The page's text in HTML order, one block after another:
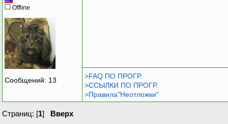
Offline
Сообщений: 13
>FAQ ПО ПРОГР.
>ССЫЛКИ ПО ПРОГР.
>Правила"Неотложки"
Страниц: [1] Вверх